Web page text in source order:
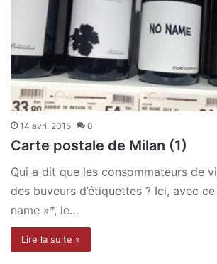
14 avril 2015 0
Carte postale de Milan (1)
Qui a dit que les consommateurs de
des buveurs d’étiquettes ? Ici, avec
name »*, le…
Lire la suite »